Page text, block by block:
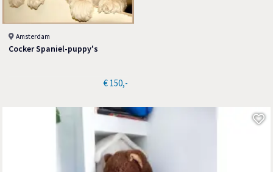
Amsterdam
Cocker Spaniel-puppy's
€ 150,-